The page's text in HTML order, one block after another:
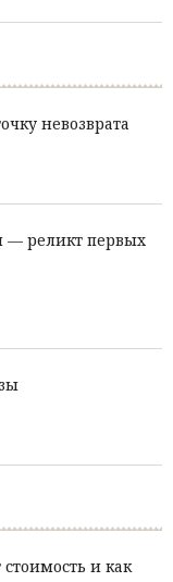
невозврата
реликт первых
и как